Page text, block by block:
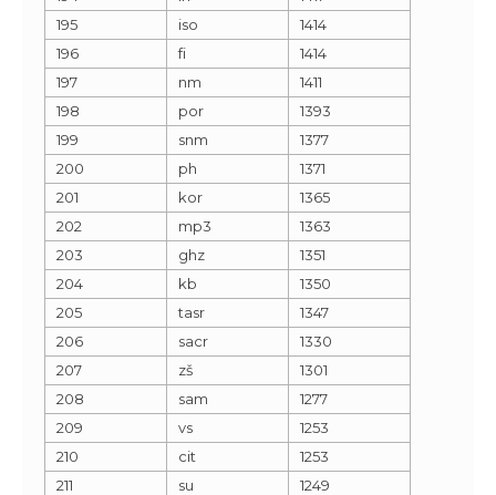
195
iso
1414
196
fi
1414
197
nm
1411
198
por
1393
199
snm
1377
200
ph
1371
201
kor
1365
202
mp3
1363
203
ghz
1351
204
kb
1350
205
tasr
1347
206
sacr
1330
207
zš
1301
208
sam
1277
209
vs
1253
210
cit
1253
211
su
1249